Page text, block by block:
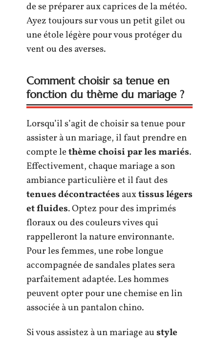
de se préparer aux caprices de la météo.
Ayez toujours sur vous un petit gilet ou
une étole légère pour vous protéger du
vent ou des averses.
Comment choisir sa tenue en
fonction du thème du mariage ?
Lorsqu’il s’agit de choisir sa tenue pour
assister à un mariage, il faut prendre en
compte lethème choisi par les mariés.
Effectivement, chaque mariage a son
ambiance particulière et il faut des
tenues décontractées auxtissus légers
et fluides. Optez pour des imprimés
floraux ou des couleurs vives qui
rappelleront la nature environnante.
Pour les femmes, une robe longue
accompagnée de sandales plates sera
parfaitement adaptée. Les hommes
peuvent opter pour une chemise en lin
associée à un pantalon chino.
Si vous assistez à un mariage austyle